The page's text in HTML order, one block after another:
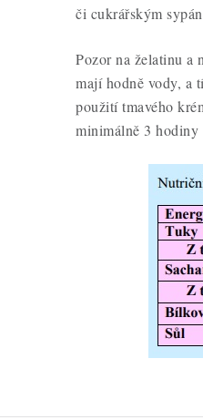
či cukrářským
Pozor na želatinu a
mají hodně vody, a
použití tmavého
minimálně 3 hodiny